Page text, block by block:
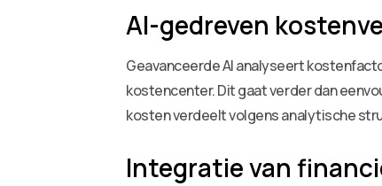
AI-gedreven
Geavanceerde AI analyseert
kostencenter. Dit gaat verder dan
kosten verdeelt volgens analytische
Integratie van